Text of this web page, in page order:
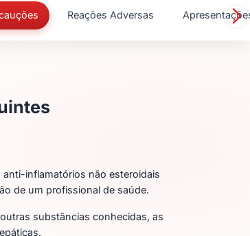
Reações Adversas
inflamatórios não esteroidais
de um profissional de saúde.
substâncias conhecidas, as